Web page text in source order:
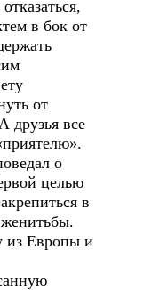
в бок от
от
друзья все
о
целью
в
из Европы и